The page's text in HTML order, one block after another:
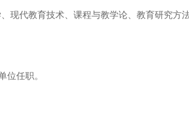
代教育技术、课程与教学论、教育研究方
位任职。